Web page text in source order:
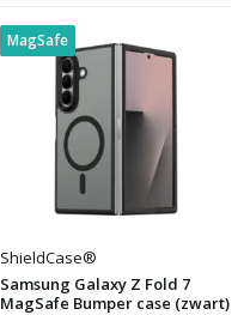
MagSafe
ShieldCase®
Samsung Galaxy Z Fold 7
MagSafe Bumper case (zwart)